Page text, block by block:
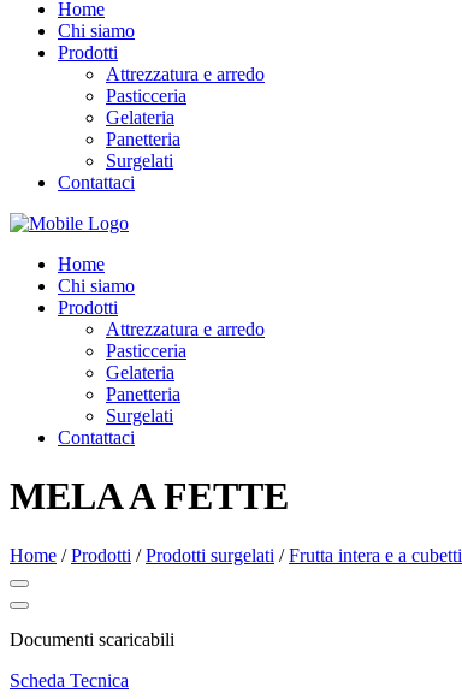
Home
Chi siamo
Prodotti
Attrezzatura e arredo
Pasticceria
Gelateria
Panetteria
Surgelati
Contattaci
Home
Chi siamo
Prodotti
Attrezzatura e arredo
Pasticceria
Gelateria
Panetteria
Surgelati
Contattaci
MELA A FETTE
Home /Prodotti /Prodotti surgelati /Frutta intera e a cubetti
Documenti scaricabili
Scheda Tecnica